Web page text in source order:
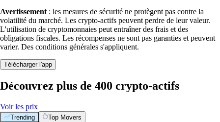
Avertissement : les mesures de sécurité ne protègent pas contre la
volatilité du marché. Les crypto-actifs peuvent perdre de leur valeur.
L'utilisation de cryptomonnaies peut entraîner des frais et des
obligations fiscales. Les récompenses ne sont pas garanties et peuvent
varier. Des conditions générales s'appliquent.
Télécharger l'app
Découvrez plus de 400 crypto-actifs
Voir les prix
Trending Top Movers